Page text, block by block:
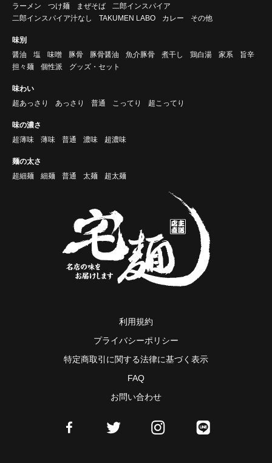
ラーメン
つけ麺 まぜそば
二郎インスパイア
二郎インスパイア汁なし
TAKUMEN LABO カレー その他
味別
醤油
塩 味噌 豚骨 豚骨醤油 魚介豚骨 煮干し 鶏白湯 家系
旨辛
担々麺
個性派 グッズ・セット
味わい
超あっさり
あっさり 普通 こってり 超こってり
味の濃さ
超薄味
薄味 普通 濃味 超濃味
麺の太さ
超細麺
細麺 普通 太麺 超太麺
利用規約
プライバシーポリシー
特定商取引に関する法律に基づく表示
FAQ
お問い合わせ